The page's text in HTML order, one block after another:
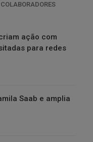
COLABORADORES
ação com
para redes
Saab e amplia